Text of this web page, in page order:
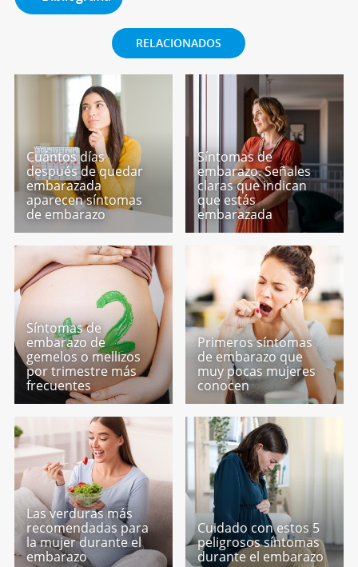
RELACIONADOS
Cuántos días
después de quedar
embarazada
aparecen síntomas
de embarazo
Síntomas de
embarazo. Señales
claras que indican
que estás
embarazada
Síntomas de
embarazo de
gemelos o mellizos
por trimestre más
frecuentes
Primeros síntomas
de embarazo que
muy pocas mujeres
conocen
Las verduras más
recomendadas para
la mujer durante el
embarazo
Cuidado con estos 5
peligrosos síntomas
durante el embarazo